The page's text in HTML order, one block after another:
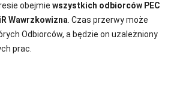
obejmie wszystkich odbiorców PEC
Wawrzkowizna . Czas przerwy może
Odbiorców, a będzie on uzależniony
prac.